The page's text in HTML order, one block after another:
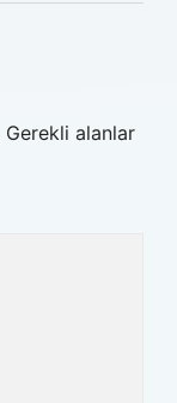
Gerekli alanlar